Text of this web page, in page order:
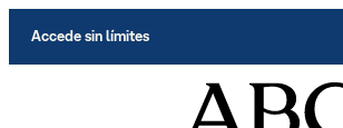
Accede sin límites